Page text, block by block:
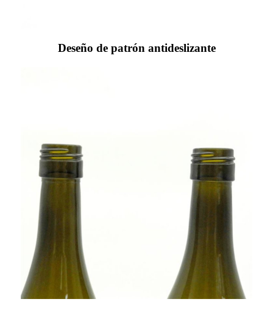
Deseño de patrón antideslizante